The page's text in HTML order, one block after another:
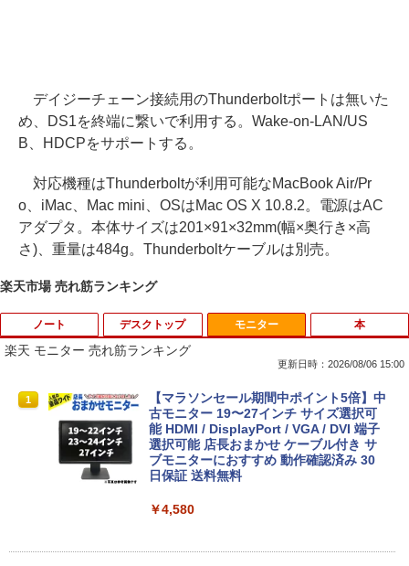
デイジーチェーン接続用のThunderboltポートは無いた
め、DS1を終端に繋いで利用する。Wake-on-LAN/US
B、HDCPをサポートする。
対応機種はThunderboltが利用可能なMacBook Air/Pr
o、iMac、Mac mini、OSはMac OS X 10.8.2。電源はAC
アダプタ。本体サイズは201×91×32mm(幅×奥行き×高
さ)、重量は484g。Thunderboltケーブルは別売。
楽天市場 売れ筋ランキング
ノート
1
中古パソコン | Dell | Latitude 3500 | Wi
ndows11 | ノートPC | 一年保証 | 第8世
代 | Core i5-8265U 1.6(〜最大3.9)GHz |
MEM:8GB | SSD:256GB(新品) | 光学ド
ライブ非搭載 | 無線LAN:あり | Webカメ
ラ内蔵 | フルHD | テンキー | Win11Pro6
デスクトップ
1
エアリア 世田谷電器 世田谷の給水塔 キ
ーボード用メンテナンスツール キーキャ
ップ外し スイッチプラー AR-REMOVE
￥1,580
モニター
楽天 モニター 売れ筋ランキング
更新日時：2026/08/06 15:00
1
【マラソンセール期間中ポイント5倍】中
古モニター 19〜27インチ サイズ選択可
能 HDMI / DisplayPort / VGA / DVI 端子
選択可能 店長おまかせ ケーブル付き サ
ブモニターにおすすめ 動作確認済み 30
日保証 送料無料
￥4,580
本